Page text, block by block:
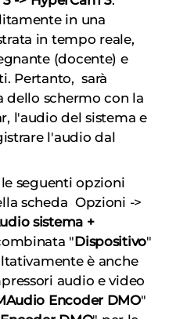
in una
in tempo reale,
(docente) e
Pertanto, sarà
dello schermo con la
l'audio del sistema e
l'audio dal
seguenti opzioni
scheda Opzioni ->
sistema +
"Dispositivo"
è anche
audio e video
Encoder DMO"